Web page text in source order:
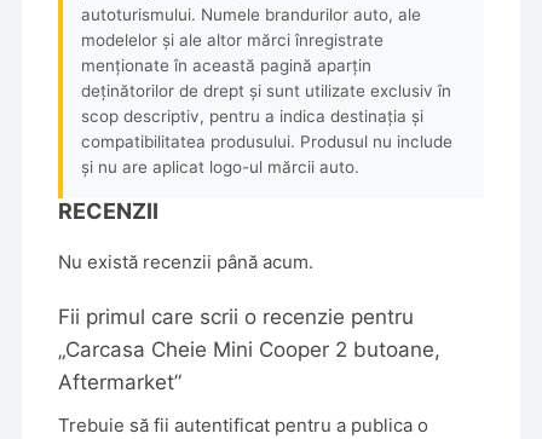
autoturismului. Numele brandurilor auto, ale
modelelor și ale altor mărci înregistrate
menționate în această pagină aparțin
deținătorilor de drept și sunt utilizate exclusiv în
scop descriptiv, pentru a indica destinația și
compatibilitatea produsului. Produsul nu include
și nu are aplicat logo-ul mărcii auto.
RECENZII
Nu există recenzii până acum.
Fii primul care scrii o recenzie pentru
„Carcasa Cheie Mini Cooper 2 butoane,
Aftermarket”
Trebuie să fiiautentificat pentru a publica o